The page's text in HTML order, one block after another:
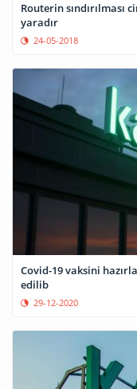
Routerin
yaradır
24-05-2018
Covid-19 vaksini
edilib
29-12-2020